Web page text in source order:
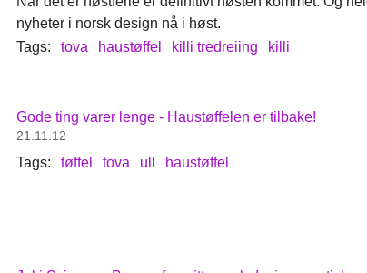
nyheter i norsk design nå i høst.
Tags:
tova haustøffel killi tredreiing killi
Gode ting varer lenge - Haustøffelen er tilbake!
21.11.12
Tags: tøffel tova ull haustøffel